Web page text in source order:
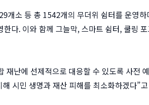
개소 등 총 1542개의 무더위 쉼터를 운영하
다. 이와 함께 그늘막, 스마트 쉼터, 쿨링
재난에 선제적으로 대응할 수 있도록 사전
시민 생명과 재산 피해를 최소화하겠다”